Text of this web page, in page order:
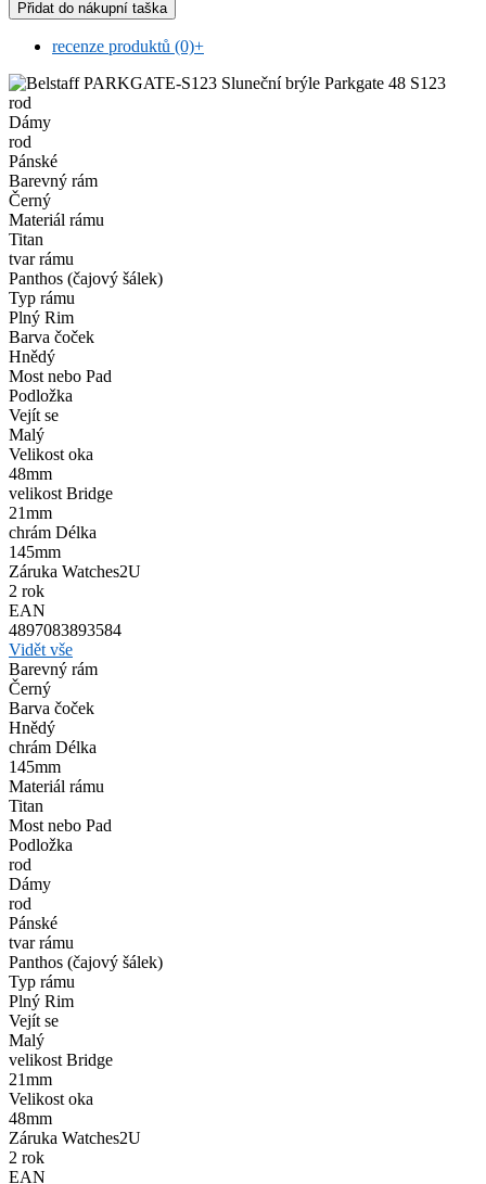
recenze produktů (0)+
rod
Dámy
rod
Pánské
Barevný rám
Černý
Materiál rámu
Titan
tvar rámu
Panthos (čajový šálek)
Typ rámu
Plný Rim
Barva čoček
Hnědý
Most nebo Pad
Podložka
Vejít se
Malý
Velikost oka
48mm
velikost Bridge
21mm
chrám Délka
145mm
Záruka Watches2U
2 rok
EAN
4897083893584
Vidět vše
Barevný rám
Černý
Barva čoček
Hnědý
chrám Délka
145mm
Materiál rámu
Titan
Most nebo Pad
Podložka
rod
Dámy
rod
Pánské
tvar rámu
Panthos (čajový šálek)
Typ rámu
Plný Rim
Vejít se
Malý
velikost Bridge
21mm
Velikost oka
48mm
Záruka Watches2U
2 rok
EAN